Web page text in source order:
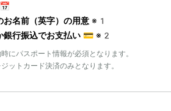
📅
お名前（英字）の用意 ※1
銀行振込でお支払い 💳 ※2
パスポート情報が必須となります。
トカード決済のみとなります。